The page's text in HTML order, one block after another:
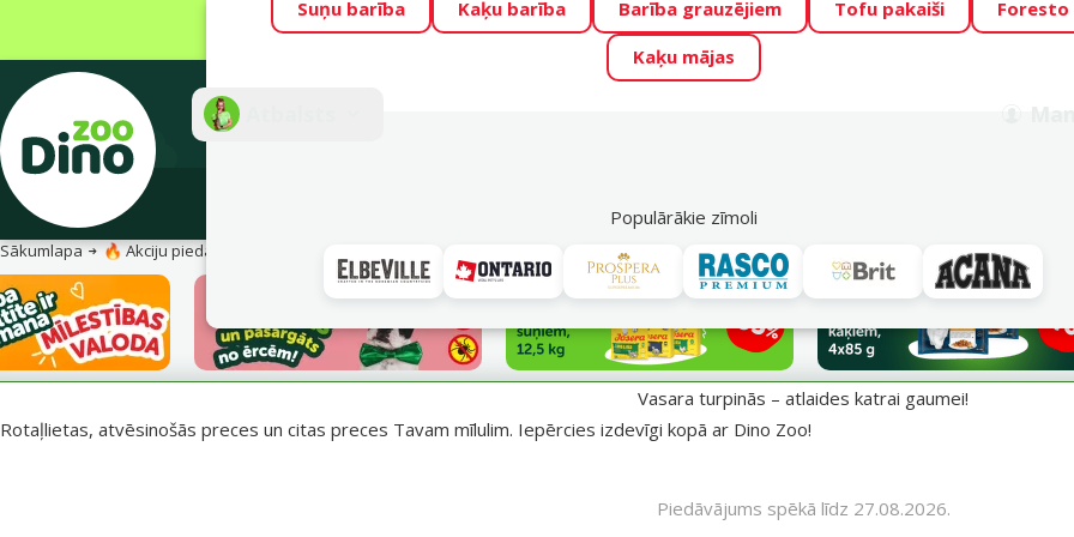
Visu mēnesi Dino Zoo piedāvā lieliskas cenas mīluļu TOP barībām! 🍖 →
Fotokonkurss “GADA ŪSAIŅI”! Varbūt tieši Tavs mīlulis būs 2027. gada
Suņu barība Kaķu barība Barība grauzējiem Tofu pakaiši
Foresto
Kaķu mājas
Populārākie zīmoli
Akciju piedāvājumi
Sākumlapa 🔥 Akciju piedāvājumi
Vasara turpinās – atlaides katrai gaumei!
Rotaļlietas, atvēsinošās preces un citas preces Tavam mīlulim. Iepērcies izdevīgi kopā ar Dino Zoo!
Piedāvājums spēkā līdz 27.08.2026.